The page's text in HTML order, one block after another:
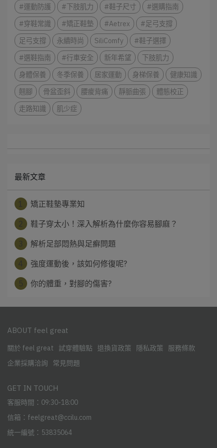
#運動防護
#下肢肌力 #鞋子尺寸
#選購指南
#穿鞋常識
#矯正鞋墊 #Aetrex
#足弓支撐
足弓支撐
永續時尚 SiliComfy
#鞋子選擇
#選鞋指南
#行車安全 新年希望
下肢肌力
身體保養
冬季保養 居家運動 身梯保養
健康知識
翹腳
骨盆歪斜 腰痠背痛 靜脈曲張
體態校正
走路知識
肌少症
最新文章
矯正鞋墊專業知
鞋子穿太小！深入解析為什麼你容易腳麻？
解析足部悶熱與足癬問題
強度運動後，該如何修復呢?
你的體重，對腳的傷害?
ABOUT feel great
關於 feel great 試穿體驗點 退換貨政策 隱私政策
服務條款
企業採購洽詢
常見問題
GET IN TOUCH
客服時間：09:30-18:00
信箱：feelgreat@ccilu.com
統一編號：53835064